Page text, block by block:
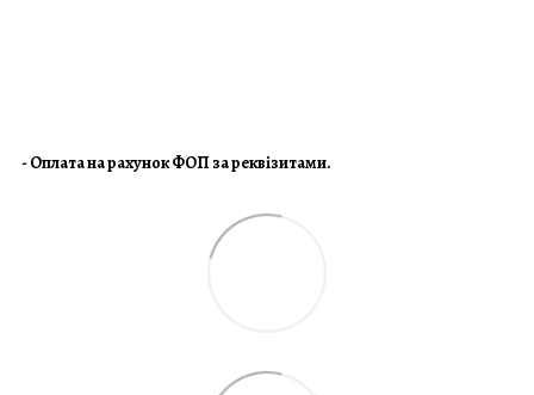
- Оплата на рахунок ФОП за реквізитами.